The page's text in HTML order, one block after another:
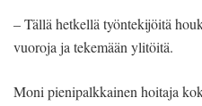
– Tällä hetkellä työntekijöitä
vuoroja ja tekemään ylitöitä.
Moni pienipalkkainen hoitaja